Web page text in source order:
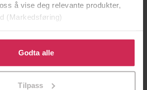
å vise deg relevante produkter,
(Markedsføring)
for å gi oss ditt samtykke til å
disse formålene. Du kan også
til spesifikke formål ved å klikke
Godta alle
Tilpass
Det lille pianohuset